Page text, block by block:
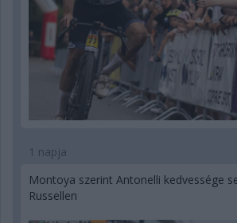
1 napja
Montoya szerint Antonelli kedvessége
Russellen